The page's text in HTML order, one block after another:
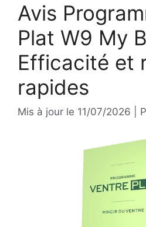
Avis
Plat W9 My
Efficacité et
rapides
Mis à jour le 11/07/2026